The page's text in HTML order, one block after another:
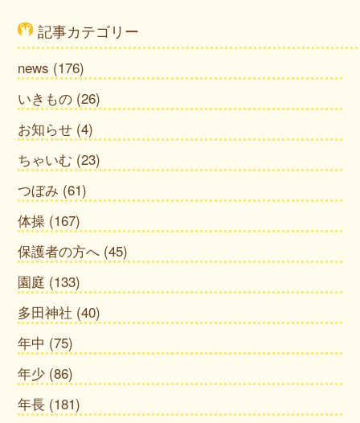
記事カテゴリー
news (176)
いきもの (26)
お知らせ (4)
ちゃいむ (23)
つぼみ (61)
体操 (167)
保護者の方へ (45)
園庭 (133)
多田神社 (40)
年中 (75)
年少 (86)
年長 (181)